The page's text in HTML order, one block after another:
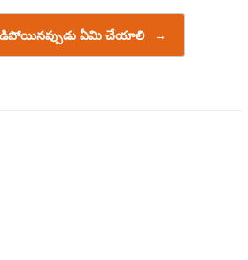
ఏమి చేయాలి →